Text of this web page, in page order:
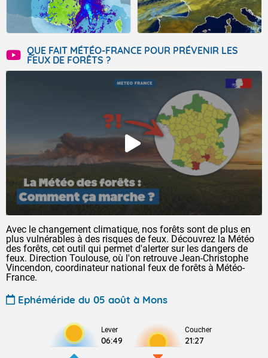
QUE FAIT MÉTÉO-FRANCE POUR PRÉVENIR LES
FEUX DE FORÊTS ?
Avec le changement climatique, nos forêts sont de plus en
plus vulnérables à des risques de feux. Découvrez la Météo
des forêts, cet outil qui permet d'alerter sur les dangers de
feux. Direction Toulouse, où l'on retrouve Jean-Christophe
Vincendon, coordinateur national feux de forêts à Météo-
France.
Ephéméride du 05 août à Mons
Lever
06:49
Coucher
21:27